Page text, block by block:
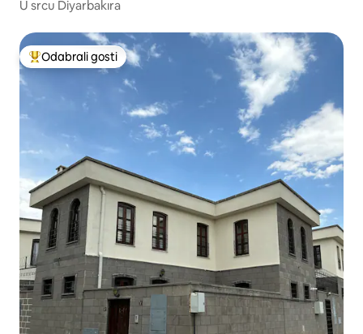
U srcu Diyarbakıra
Među najviše rangiranima s oznakom „Odabrali gosti”
Odabrali gosti